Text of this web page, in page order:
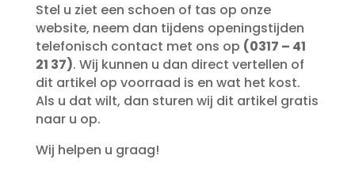
Stel u ziet een schoen of tas op onze
website, neem dan tijdens openingstijden
telefonisch contact met ons op (0317 – 41
21 37). Wij kunnen u dan direct vertellen of
dit artikel op voorraad is en wat het kost.
Als u dat wilt, dan sturen wij dit artikel gratis
naar u op.
Wij helpen u graag!